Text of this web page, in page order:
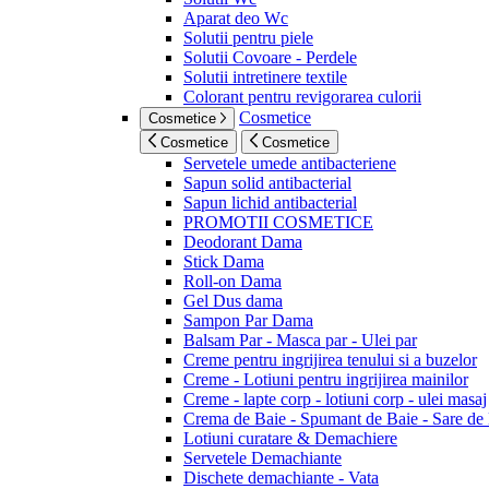
Aparat deo Wc
Solutii pentru piele
Solutii Covoare - Perdele
Solutii intretinere textile
Colorant pentru revigorarea culorii
Cosmetice Cosmetice
Cosmetice Cosmetice
Servetele umede antibacteriene
Sapun solid antibacterial
Sapun lichid antibacterial
PROMOTII COSMETICE
Deodorant Dama
Stick Dama
Roll-on Dama
Gel Dus dama
Sampon Par Dama
Balsam Par - Masca par - Ulei par
Creme pentru ingrijirea tenului si a buzelor
Creme - Lotiuni pentru ingrijirea mainilor
Creme - lapte corp - lotiuni corp - ulei masaj
Crema de Baie - Spumant de Baie - Sare de
Lotiuni curatare & Demachiere
Servetele Demachiante
Dischete demachiante - Vata